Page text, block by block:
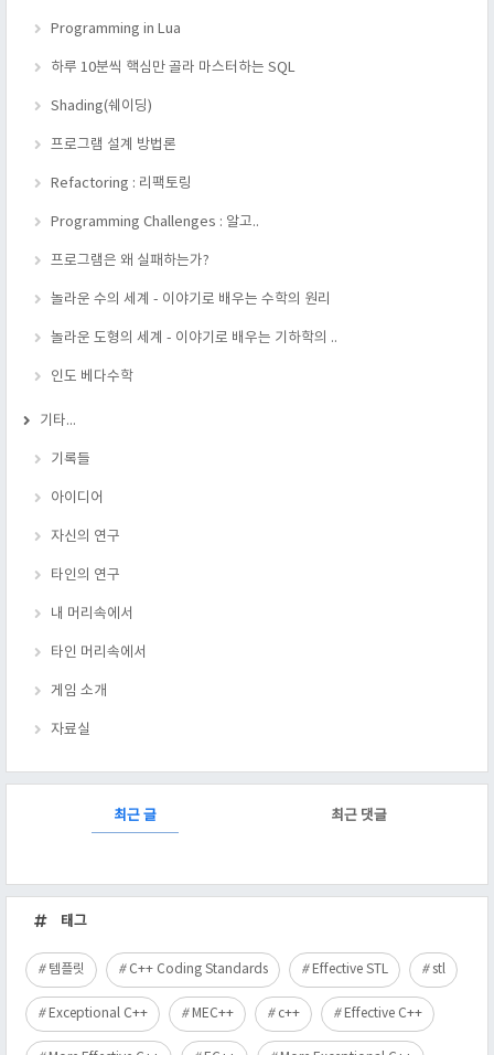
Programming in Lua
하루 10분씩 핵심만 골라 마스터하는 SQL
Shading(쉐이딩)
프로그램 설계 방법론
Refactoring : 리팩토링
Programming Challenges : 알고..
프로그램은 왜 실패하는가?
놀라운 수의 세계 - 이야기로 배우는 수학의 원리
놀라운 도형의 세계 - 이야기로 배우는 기하학의 ..
인도 베다수학
기타...
기록들
아이디어
자신의 연구
타인의 연구
내 머리속에서
타인 머리속에서
게임 소개
자료실
최근 글 최근 댓글
근
글
태그
템플릿 C++ Coding Standards Effective STL stl
Exceptional C++ MEC++ c++ Effective C++